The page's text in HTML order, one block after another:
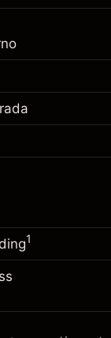
total de la
~ $
con
~ $
1